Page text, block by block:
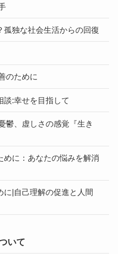
孤独な社会生活からの回復
のために
談:幸せを目指して
鬱、虚しさの感覚『生き
めに：あなたの悩みを解消
に|自己理解の促進と人間
いて